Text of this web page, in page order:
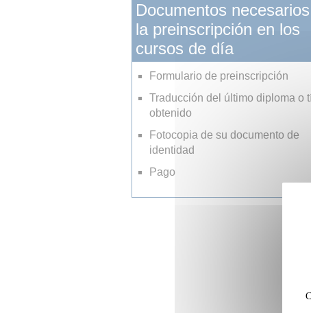
Documentos
la preinscripción en los
cursos de día
Formulario de preinscripción
Traducción del último diploma o
obtenido
Fotocopia de su documento de
identidad
Pago